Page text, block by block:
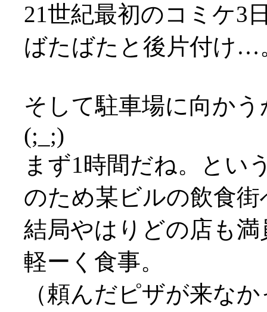
21世紀最初のコミケ3
ばたばたと後片付け…
そして駐車場に向か
(;_;)
まず1時間だね。とい
のため某ビルの飲食街
結局やはりどの店も
軽ーく食事。
（頼んだピザが来な